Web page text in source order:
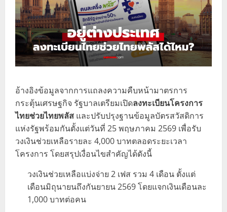
อ้างอิงข้อมูลจากการแถลงความคืบหน้ามาตรการ
กระตุ้นเศรษฐกิจ รัฐบาลเตรียมเปิดลงทะเบียนโครงการ
ไทยช่วยไทยพลัส และปรับปรุงฐานข้อมูลบัตรสวัสดิการ
แห่งรัฐพร้อมกันตั้งแต่วันที่ 25 พฤษภาคม 2569 เพื่อรับ
วงเงินช่วยเหลือรายละ 4,000 บาทตลอดระยะเวลา
โครงการ โดยสรุปเงื่อนไขสำคัญได้ดังนี้
วงเงินช่วยเหลือแบ่งจ่าย 2 เฟส รวม 4 เดือน ตั้งแต่
เดือนมิถุนายนถึงกันยายน 2569 โดยแจกเงินเดือนละ
1,000 บาทต่อคน